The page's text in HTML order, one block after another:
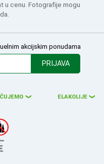
u cenu. Fotografije mogu
akcijskim ponudama
PRIJAVA
❮ ELAKOLIJE ❮